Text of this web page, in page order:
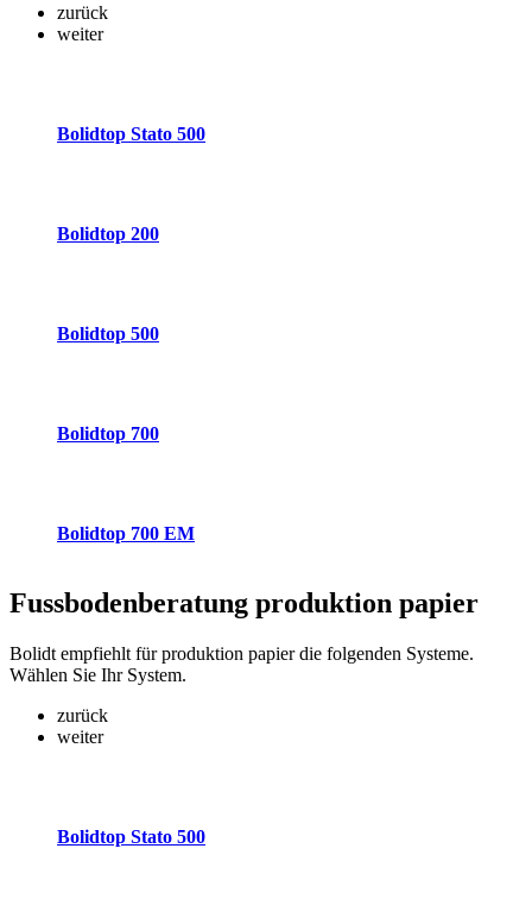
zurück
weiter
Bolidtop Stato 500
Bolidtop 200
Bolidtop 500
Bolidtop 700
Bolidtop 700 EM
Fussbodenberatung produktion papier
Bolidt empfiehlt für produktion papier die folgenden Systeme.
Wählen Sie Ihr System.
zurück
weiter
Bolidtop Stato 500